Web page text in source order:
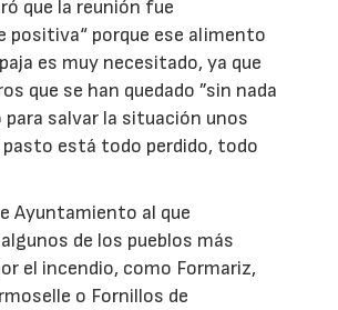
que la reunión fue
positiva“ porque ese alimento
es muy necesitado, ya que
que se han quedado ”sin nada
salvar la situación unos
pasto está todo perdido, todo
Ayuntamiento al que
de los pueblos más
el incendio, como Formariz,
o Fornillos de